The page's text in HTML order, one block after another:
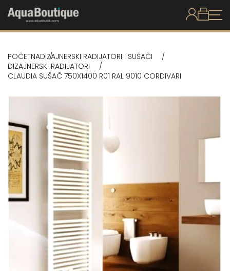
POČETNADIZAJNERSKI RADIJATORI I SUŠAČI
DIZAJNERSKI RADIJATORI
CLAUDIA SUŠAČ 750X1400 R01 RAL 9010 CORDIVARI